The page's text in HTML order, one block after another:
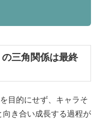
三角関係は最終
目的にせず、キャラそ
き合い成長する過程が